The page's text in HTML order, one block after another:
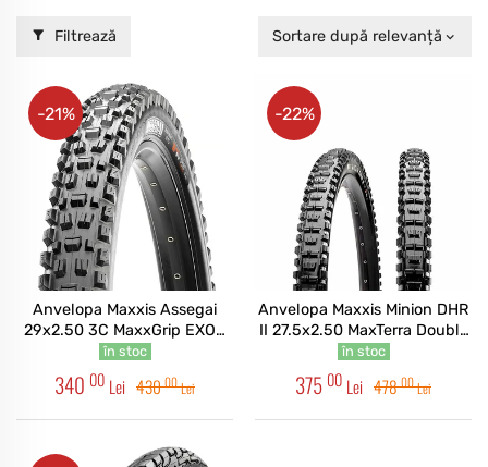
Filtrează Sortare după relevanță
Anvelopa Maxxis Assegai
29x2.50 3C MaxxGrip EXO+
vrac
în stoc
340 00 Lei 43000Lei
-21%
Anvelopa Maxxis Minion DHR
II 27.5x2.50 MaxTerra Double
Down 120x2TPI vrac
în stoc
375 00 Lei 47800Lei
-22%